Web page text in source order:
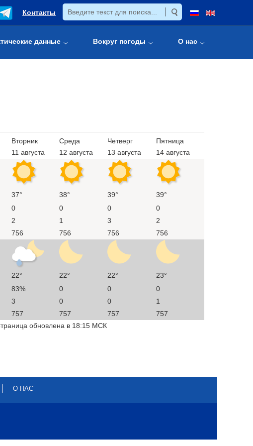
Контакты
данные Вокруг погоды О нас
Вторник
11 августа
Среда
12 августа
Четверг
13 августа
Пятница
14 августа
37° 38° 39°
39°
0 0 0
0
2 1 3
2
756 756 756 756
22° 22° 22°
23°
83% 0 0
0
3 0 0
1
757 757 757
757
обновлена в 18:15 МСК
О НАС